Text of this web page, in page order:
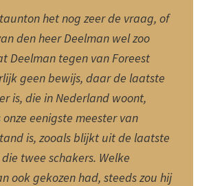
het nog zeer de vraag, of
den heer Deelman wel zoo
Deelman tegen van Foreest
geen bewijs, daar de laatste
is, die in Nederland woont,
eenigste meester van
is, zooals blijkt uit de laatste
twee schakers. Welke
ook gekozen had, steeds zou hij